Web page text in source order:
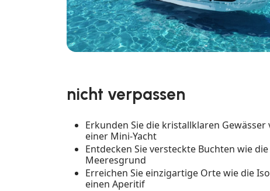
nicht verpassen
Erkunden Sie die kristallklaren
einer Mini-Yacht
Entdecken Sie versteckte Buchten wie
Meeresgrund
Erreichen Sie einzigartige Orte wie die
einen Aperitif